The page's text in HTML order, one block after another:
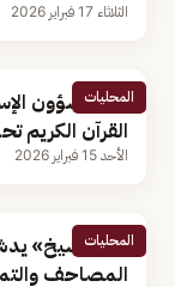
الثلاثاء 17 فبراير 2026
المحليات
وزير الشؤون
القرآن الكريم
الأحد 15 فبراير 2026
المحليات
«آل الشيخ»
المصاحف